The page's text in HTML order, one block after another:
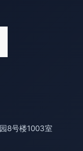
8号楼1003室